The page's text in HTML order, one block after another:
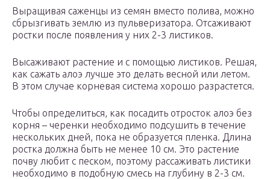
Выращивая саженцы из семян вместо полива, можно
сбрызгивать землю из пульверизатора. Отсаживают
ростки после появления у них 2-3 листиков.
Высаживают растение и с помощью листиков. Решая,
как сажать алоэ лучше это делать весной или летом.
В этом случае корневая система хорошо разрастется.
Чтобы определиться, как посадить отросток алоэ без
корня – черенки необходимо подсушить в течение
нескольких дней, пока не образуется пленка. Длина
ростка должна быть не менее 10 см. Это растение
почву любит с песком, поэтому рассаживать листики
необходимо в подобную смесь на глубину в 2-3 см.